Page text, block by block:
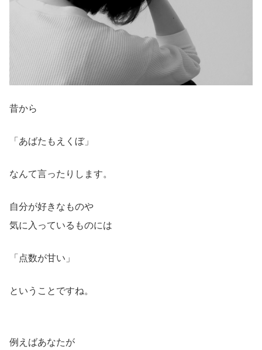
昔から
「あばたもえくぼ」
なんて言ったりします。
自分が好きなものや
気に入っているものには
「点数が甘い」
ということですね。
例えばあなたが